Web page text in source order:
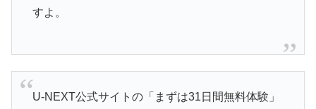
すよ。
U-NEXT公式サイトの「まずは31日間無料体験」